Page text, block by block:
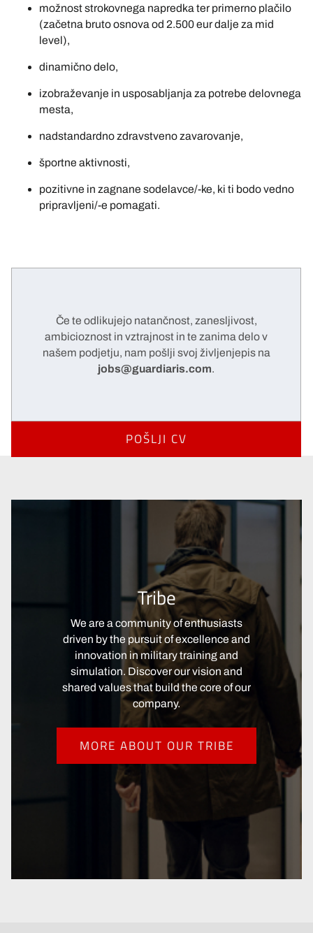
možnost strokovnega napredka ter primerno plačilo
(začetna bruto osnova od 2.500 eur dalje za mid
level),
dinamično delo,
izobraževanje in usposabljanja za potrebe delovnega
mesta,
nadstandardno zdravstveno zavarovanje,
športne aktivnosti,
pozitivne in zagnane sodelavce/-ke, ki ti bodo vedno
pripravljeni/-e pomagati.
Če te odlikujejo natančnost, zanesljivost,
ambicioznost in vztrajnost in te zanima delo v
našem podjetju, nam pošlji svoj življenjepis na
jobs@guardiaris.com.
POŠLJI CV
Tribe
We are a community of enthusiasts
driven by the pursuit of excellence and
innovation in military training and
simulation. Discover our vision and
shared values that build the core of our
company.
MORE ABOUT OUR TRIBE